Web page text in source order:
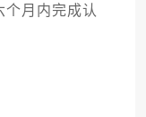
月内完成认